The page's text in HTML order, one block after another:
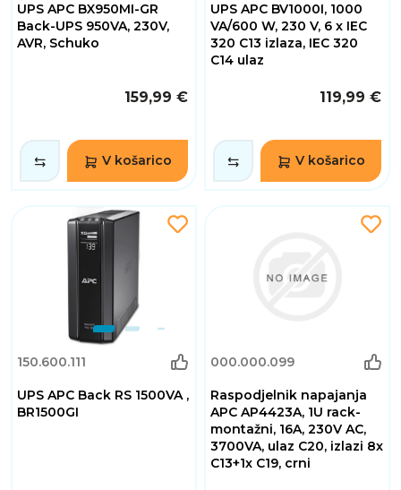
UPS APC BX950MI-GR
Back-UPS 950VA, 230V,
AVR, Schuko
159,99 €
V košarico
UPS APC BV1000I, 1000
VA/600 W, 230 V, 6 x IEC
320 C13 izlaza, IEC 320
C14 ulaz
119,99 €
V košarico
150.600.111
UPS APC Back RS 1500VA ,
BR1500GI
000.000.099
Raspodjelnik napajanja
APC AP4423A, 1U rack-
montažni, 16A, 230V AC,
3700VA, ulaz C20, izlazi 8x
C13+1x C19, crni